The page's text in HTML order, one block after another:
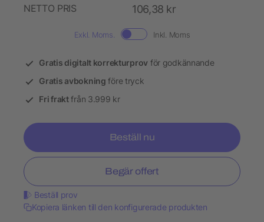
NETTO PRIS
106,38 kr
Exkl. Moms. Inkl. Moms
Gratis digitalt korrekturprov för godkännande
Gratis avbokning före tryck
Fri fraktfrån 3.999 kr
Beställ nu
Begär offert
Beställ prov
Kopiera länken till den konfigurerade produkten